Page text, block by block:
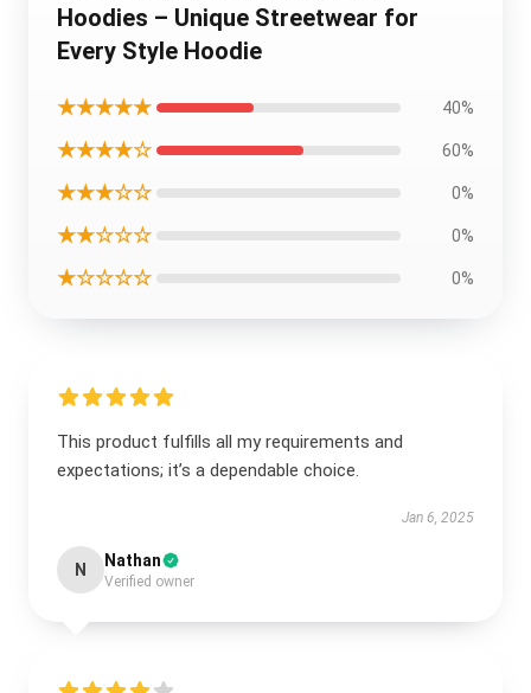
Hoodies – Unique Streetwear for
Every Style Hoodie
★★★★★ 40%
★★★★☆ 60%
★★★☆☆ 0%
★★☆☆☆ 0%
★☆☆☆☆ 0%
This product fulfills all my requirements and
expectations; it’s a dependable choice.
Jan 6, 2025
N Nathan
Verified owner